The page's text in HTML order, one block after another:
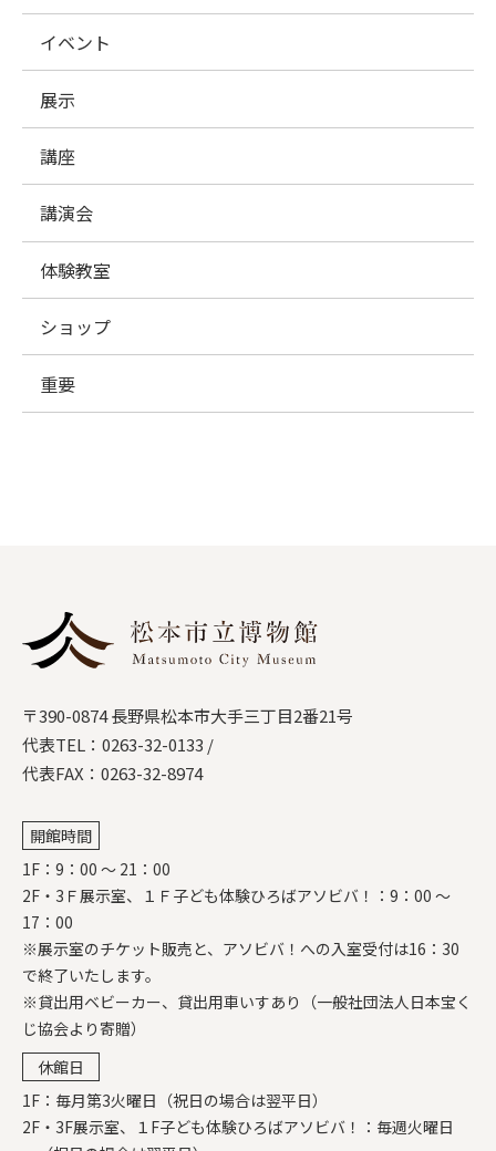
イベント
展示
講座
講演会
体験教室
ショップ
重要
〒390-0874 長野県松本市大手三丁目2番21号
代表TEL： 0263-32-0133 /
代表FAX：0263-32-8974
開館時間
1F：9：00 ～ 21：00
2F・3Ｆ展示室、１Ｆ子ども体験ひろばアソビバ！：9：00 ～
17：00
※展示室のチケット販売と、アソビバ！への入室受付は16：30
で終了いたします。
※貸出用ベビーカー、貸出用車いすあり（一般社団法人日本宝く
じ協会より寄贈）
休館日
1F：毎月第3火曜日（祝日の場合は翌平日）
2F・3F展示室、１F子ども体験ひろばアソビバ！：毎週火曜日